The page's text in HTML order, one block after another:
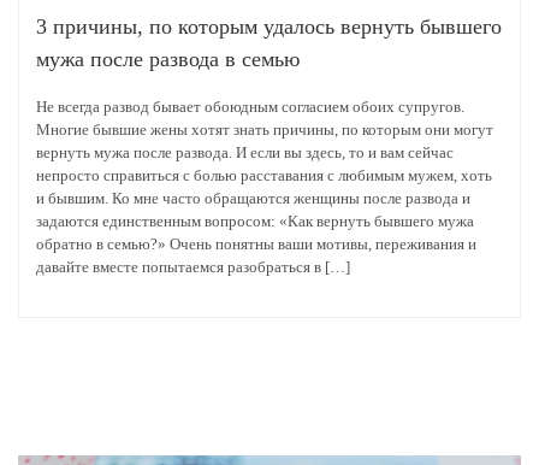
3 причины, по которым удалось вернуть бывшего
мужа после развода в семью
Не всегда развод бывает обоюдным согласием обоих супругов.
Многие бывшие жены хотят знать причины, по которым они могут
вернуть мужа после развода. И если вы здесь, то и вам сейчас
непросто справиться с болью расставания с любимым мужем, хоть
и бывшим. Ко мне часто обращаются женщины после развода и
задаются единственным вопросом: «Как вернуть бывшего мужа
обратно в семью?» Очень понятны ваши мотивы, переживания и
давайте вместе попытаемся разобраться в […]